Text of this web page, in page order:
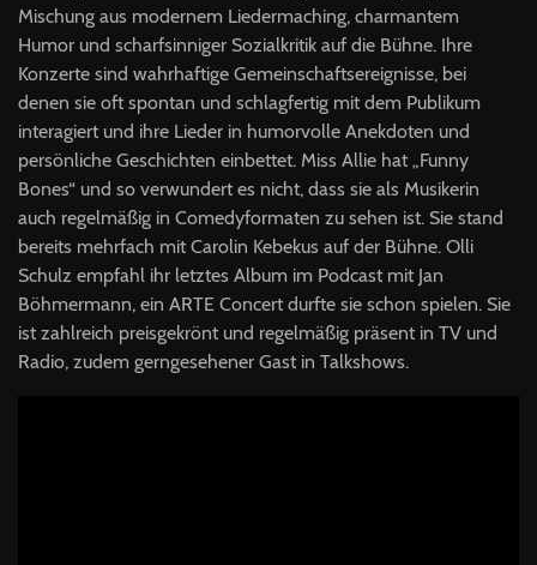
Mischung aus modernem Liedermaching, charmantem
Humor und scharfsinniger Sozialkritik auf die Bühne. Ihre
Konzerte sind wahrhaftige Gemeinschaftsereignisse, bei
denen sie oft spontan und schlagfertig mit dem Publikum
interagiert und ihre Lieder in humorvolle Anekdoten und
persönliche Geschichten einbettet. Miss Allie hat „Funny
Bones“ und so verwundert es nicht, dass sie als Musikerin
auch regelmäßig in Comedyformaten zu sehen ist. Sie stand
bereits mehrfach mit Carolin Kebekus auf der Bühne. Olli
Schulz empfahl ihr letztes Album im Podcast mit Jan
Böhmermann, ein ARTE Concert durfte sie schon spielen. Sie
ist zahlreich preisgekrönt und regelmäßig präsent in TV und
Radio, zudem gerngesehener Gast in Talkshows.